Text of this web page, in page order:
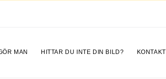
MAN HITTAR DU INTE DIN BILD? KONTAKT